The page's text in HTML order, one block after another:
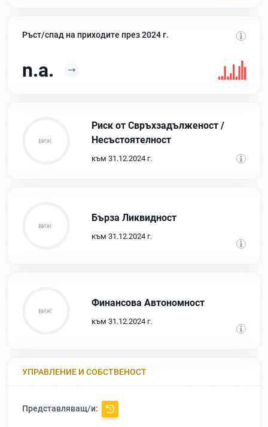
Ръст/спад на приходите през 2024 г.
n.a.
Риск от Свръхзадълженост /
Несъстоятелност
към 31.12.2024 г.
Бърза Ликвидност
към 31.12.2024 г.
Финансова Автономност
към 31.12.2024 г.
УПРАВЛЕНИЕ И СОБСТВЕНОСТ
Представляващ/и: